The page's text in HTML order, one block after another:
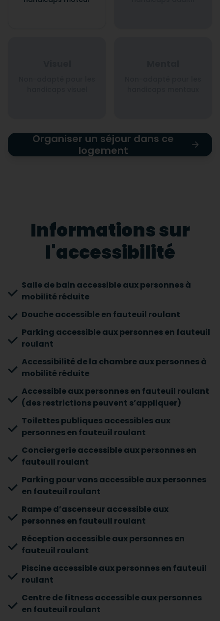
Organiser un séjour dans ce
logement
Informations sur
l'accessibilité
Salle de bain accessible aux personnes à
mobilité réduite
Douche accessible en fauteuil roulant
Parking accessible aux personnes en fauteuil
roulant
Accessibilité de la chambre aux personnes à
mobilité réduite
Accessible aux personnes en fauteuil roulant
(des restrictions peuvent s’appliquer)
Toilettes publiques accessibles aux
personnes en fauteuil roulant
Conciergerie accessible aux personnes en
fauteuil roulant
Parking pour vans accessible aux personnes
en fauteuil roulant
Rampe d’ascenseur accessible aux
personnes en fauteuil roulant
Réception accessible aux personnes en
fauteuil roulant
Piscine accessible aux personnes en fauteuil
roulant
Centre de fitness accessible aux personnes
en fauteuil roulant